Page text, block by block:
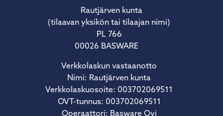
Rautjärven kunta
(tilaavan yksikön tai tilaajan nimi)
PL 766
00026 BASWARE
Verkkolaskun vastaanotto
Nimi: Rautjärven kunta
Verkkolaskuosoite: 003702069511
OVT-tunnus: 003702069511
Operaattori: Basware Oyj